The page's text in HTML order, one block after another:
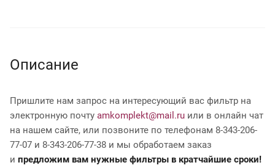
Описание
Пришлите нам запрос на интересующий вас фильтр на
электронную почту amkomplekt@mail.ru или в онлайн чат
на нашем сайте, или позвоните по телефонам 8-343-206-
77-07 и 8-343-206-77-38 и мы обработаем заказ
и предложим вам нужные фильтры в кратчайшие сроки!